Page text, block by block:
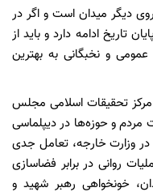
دیگر میدان است و اگر در
تاریخ ادامه دارد و باید از
و نخبگانی به بهترین
مرکز تحقیقات اسلامی مجلس
ظرفیت مردم و حوزه‌ها در دیپلماسی
وزارت خارجه، تعامل جدی
روانی در برابر فضاسازی
خونخواهی رهبر شهید و